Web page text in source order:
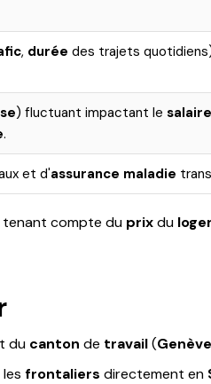
, durée des trajets
) fluctuant impactant le salaire
.
et d'assurance maladie
tenant compte du prixdu
du canton de travail(Genève
frontaliers directement en